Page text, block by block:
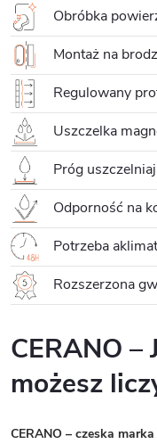
Obróbka
Montaż na
Regulowany
Uszczelka
Próg
Odporność na
Potrzeba
Rozszerzona
CERANO –
możesz
CERANO – czeska marka